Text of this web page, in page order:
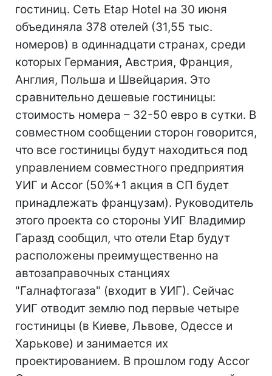
гостиниц. Сеть Etap Hotel на 30 июня
объединяла 378 отелей (31,55 тыс.
номеров) в одиннадцати странах, среди
которых Германия, Австрия, Франция,
Англия, Польша и Швейцария. Это
сравнительно дешевые гостиницы:
стоимость номера – 32-50 евро в сутки. В
совместном сообщении сторон говорится,
что все гостиницы будут находиться под
управлением совместного предприятия
УИГ и Accor (50%+1 акция в СП будет
принадлежать французам). Руководитель
этого проекта со стороны УИГ Владимир
Гаразд сообщил, что отели Etap будут
расположены преимущественно на
автозаправочных станциях
"Галнафтогаза" (входит в УИГ). Сейчас
УИГ отводит землю под первые четыре
гостиницы (в Киеве, Львове, Одессе и
Харькове) и занимается их
проектированием. В прошлом году Accor